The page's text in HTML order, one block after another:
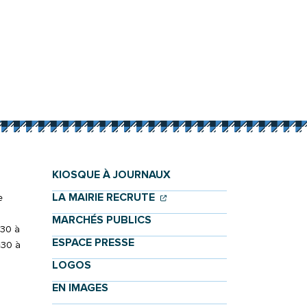
à
à
KIOSQUE À JOURNAUX
LA MAIRIE RECRUTE (OUVERTURE DANS UN
(OUVERTURE DANS UN
MARCHÉS PUBLICS
ESPACE PRESSE
LOGOS
EN IMAGES